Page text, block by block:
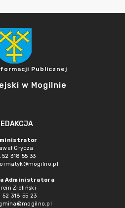
Publicznej
w Mogilnie
Grycza
318 55 33
Administratora
Zieliński
52 318 55 23